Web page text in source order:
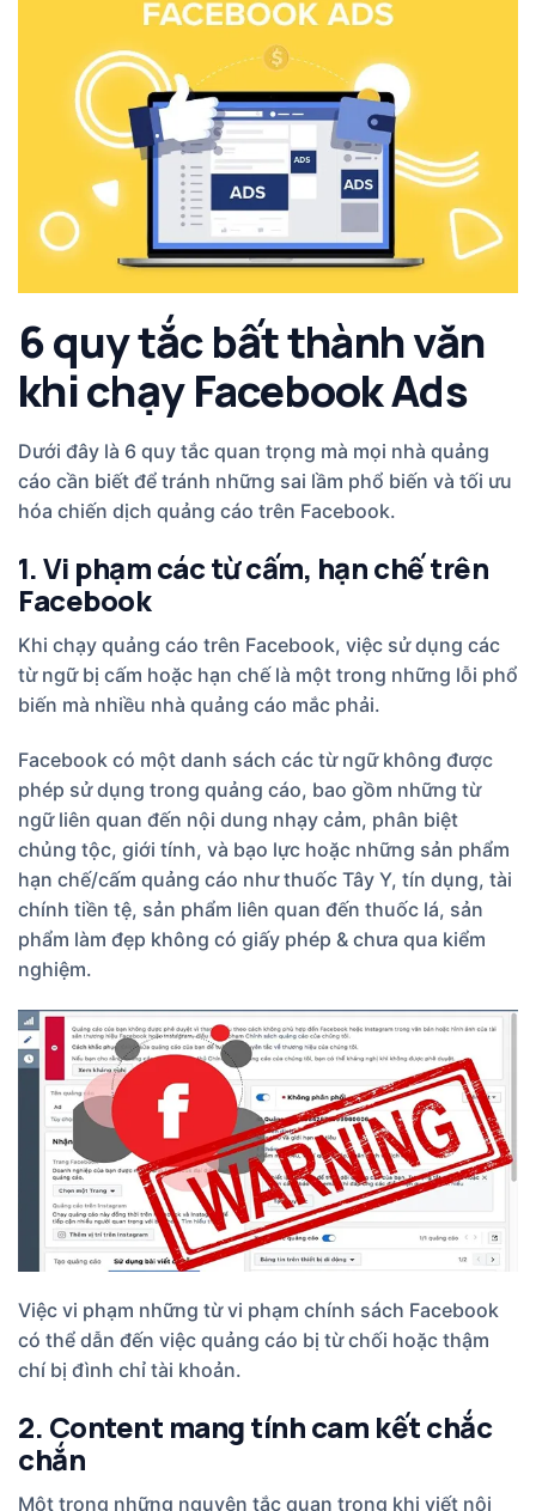
6 quy tắc bất thành văn
khi chạy Facebook Ads
Dưới đây là 6 quy tắc quan trọng mà mọi nhà quảng
cáo cần biết để tránh những sai lầm phổ biến và tối ưu
hóa chiến dịch quảng cáo trên Facebook.
1. Vi phạm các từ cấm, hạn chế trên
Facebook
Khi chạy quảng cáo trên Facebook, việc sử dụng các
từ ngữ bị cấm hoặc hạn chế là một trong những lỗi phổ
biến mà nhiều nhà quảng cáo mắc phải.
Facebook có một danh sách các từ ngữ không được
phép sử dụng trong quảng cáo, bao gồm những từ
ngữ liên quan đến nội dung nhạy cảm, phân biệt
chủng tộc, giới tính, và bạo lực hoặc những sản phẩm
hạn chế/cấm quảng cáo như thuốc Tây Y, tín dụng, tài
chính tiền tệ, sản phẩm liên quan đến thuốc lá, sản
phẩm làm đẹp không có giấy phép & chưa qua kiểm
nghiệm.
Việc vi phạm những từ vi phạm chính sách Facebook
có thể dẫn đến việc quảng cáo bị từ chối hoặc thậm
chí bị đình chỉ tài khoản.
2. Content mang tính cam kết chắc
chắn
Một trong những nguyên tắc quan trọng khi viết nội